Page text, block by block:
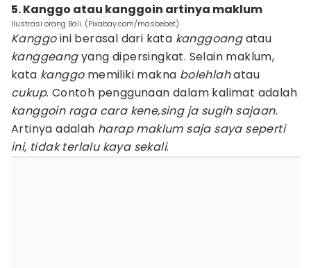
5. Kanggo atau kanggoin artinya maklum
Ilustrasi orang Bali. (Pixabay.com/masbebet)
Kanggoini berasal dari kata kanggoangatau
kanggeangyang dipersingkat. Selain maklum,
kata kanggo memiliki makna bolehlahatau
cukup. Contoh penggunaan dalam kalimat adalah
kanggoin raga cara kene,sing ja sugih sajaan.
Artinya adalah harap maklum saja saya seperti
ini, tidak terlalu kaya sekali.